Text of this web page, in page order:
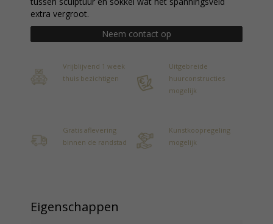
extra vergroot.
Neem contact op
Vrijblijvend 1 week
thuis bezichtigen
Uitgebreide
huurconstructies
mogelijk
Gratis aflevering
binnen de randstad
Kunstkoopregeling
mogelijk
Eigenschappen